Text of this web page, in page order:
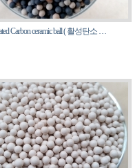
Carbon ceramic ball ( 활성탄소 …